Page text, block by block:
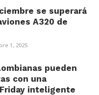
se superará
A320 de
1, 2025
pueden
con una
inteligente